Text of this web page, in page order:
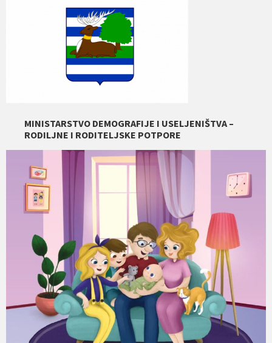
MINISTARSTVO DEMOGRAFIJE I USELJENIŠTVA –
RODILJNE I RODITELJSKE POTPORE